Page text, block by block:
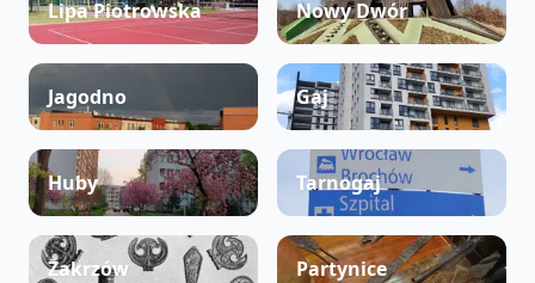
Lipa Piotrowska Nowy Dwór
Jagodno Gaj
Huby Tarnogaj
Zakrzów Partynice